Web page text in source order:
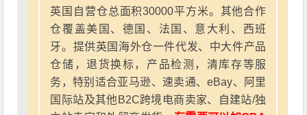
英国自营仓总面积30000平方米。其他合作
仓覆盖美国、德国、法国、意大利、西班
牙。提供英国海外仓一件代发、中大件产品
仓储，退货换标，产品检测，清库存等服
务，特别适合亚马逊、速卖通、eBay、阿里
国际站及其他B2C跨境电商卖家、自建站/独